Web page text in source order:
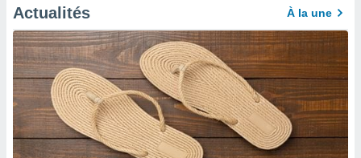
Actualités À la une